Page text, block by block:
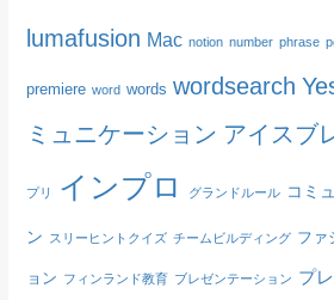
lumafusion Mac notion number phrase
premiere word words wordsearch
ミュニケーション アイスブ
プリ インプロ グランドルール コミ
ン スリーヒントクイズ チームビルディング ファ
ョン フィンランド教育 ブレゼンテーション プ